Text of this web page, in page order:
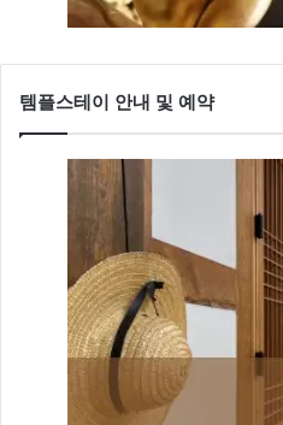
템플스테이 안내 및 예약